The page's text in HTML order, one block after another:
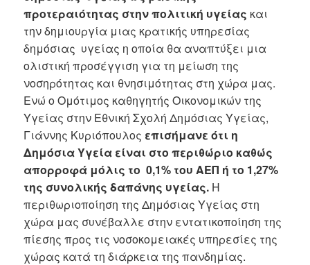
προτεραιότητας στην πολιτική υγείας και
την δημιουργία μιας κρατικής υπηρεσίας
δημόσιας υγείας η οποία θα αναπτύξει μια
ολιστική προσέγγιση για τη μείωση της
νοσηρότητας και θνησιμότητας στη χώρα μας.
Ενώ ο Ομότιμος καθηγητής Οικονομικών της
Υγείας στην Εθνική Σχολή Δημόσιας Υγείας,
Γιάννης Κυριόπουλος επισήμανε ότι η
Δημόσια Υγεία είναι στο περιθώριο καθώς
απορροφά μόλις το 0,1% του ΑΕΠ ή το 1,27%
της συνολικής δαπάνης υγείας. Η
περιθωριοποίηση της Δημόσιας Υγείας στη
χώρα μας συνέβαλλε στην εντατικοποίηση της
πίεσης προς τις νοσοκομειακές υπηρεσίες της
χώρας κατά τη διάρκεια της πανδημίας.